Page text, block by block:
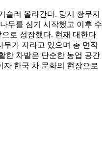
슬러 올라간다. 당시 황무지
무를 심기 시작했고 이후 수
로 성장했다. 현재 대한다
무가 자라고 있으며 총 면적
한 차밭은 단순한 농업 공간
자 한국 차 문화의 현장으로